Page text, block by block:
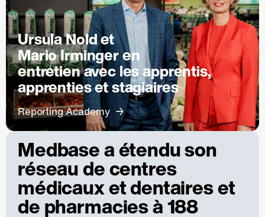
Ursula Nold et
Mario Irminger en
entretien avec les apprentis,
apprenties et stagiaires
Reporting Academy
Medbase a étendu son
réseau de centres
médicaux et dentaires et
de pharmacies à 188